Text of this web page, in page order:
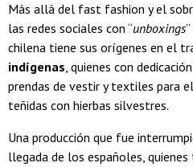
Más allá del fast fashion y el
las redes sociales con “unboxings
chilena tiene sus orígenes en el
indígenas, quienes con
prendas de vestir y textiles para
teñidas con hierbas silvestres.
Una producción que fue
llegada de los españoles,